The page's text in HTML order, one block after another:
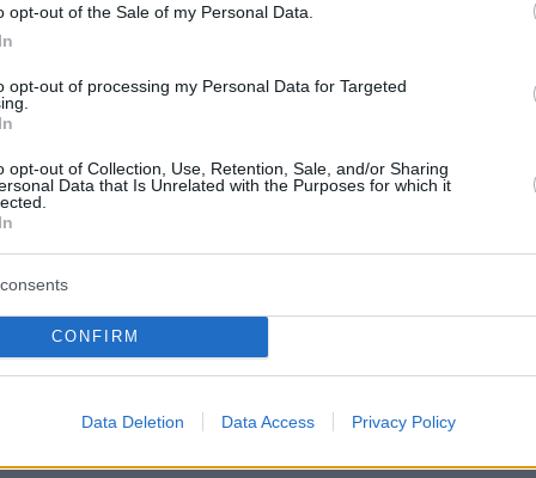
opt-out of the Sale of my Personal Data.
opt-out of processing my Personal Data for Targeted
opt-out of Collection, Use, Retention, Sale, and/or Sharing
Data that Is Unrelated with the Purposes for which it
CONFIRM
Data Deletion Data Access Privacy Policy
protothema.gr στο Google News
και μάθετε πρώτοι
Ειδήσειςαπό την Ελλάδα και τον Κόσμο, τη
στο
ΣΧΟΛΙΟΥ